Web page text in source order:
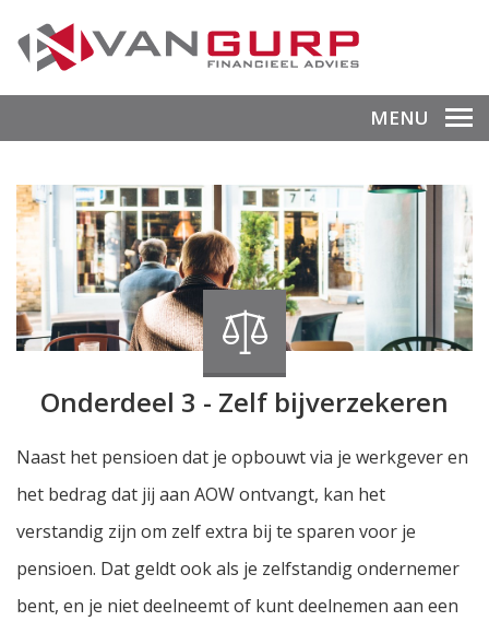
MENU
Onderdeel 3 - Zelf bijverzekeren
Naast het pensioen dat je opbouwt via je werkgever en
het bedrag dat jij aan AOW ontvangt, kan het
verstandig zijn om zelf extra bij te sparen voor je
pensioen. Dat geldt ook als je zelfstandig ondernemer
bent, en je niet deelneemt of kunt deelnemen aan een